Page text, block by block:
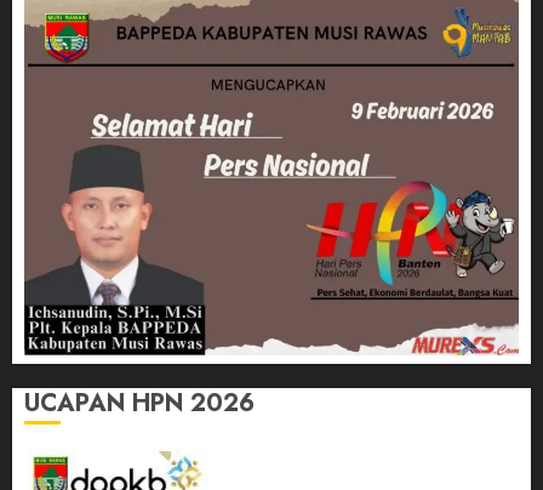
UCAPAN HPN 2026